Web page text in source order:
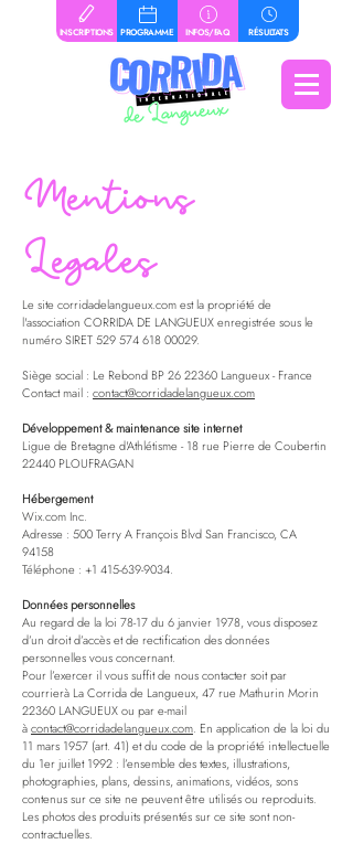
INSCRIPTIONS PROGRAMME INFOS/FAQ RÉSULTATS
Mentions
Legales
Le site corridadelangueux.com est la propriété de
l'association CORRIDA DE LANGUEUX enregistrée sous le
numéro SIRET529 574 618 00029.
Siège social : Le Rebond BP26 22360 Langueux - France
Contact mail : contact@corridadelangueux.com
Développement & maintenance site internet
Ligue de ​ Bretagne d'Athlétisme - 18 rue Pierre de Coubertin
22440 PLOUFRAGAN
Hébergement
Wix.com Inc.
Adresse : 500 Terry A François Blvd San Francisco, CA
94158
Téléphone : +1 415-639-9034.
Données personnelles
Au regard de la loi 78-17 du 6 janvier 1978, vous disposez
d’un droit d’accès et de rectification des données
personnelles vous concernant.
Pour l’exercer il vous suffit de nous contacter soit par
courrierà La Corrida de Langueux, 47 rue Mathurin Morin
22360 LANGUEUX ou par e-mail
àcontact@corridadelangueux.com. En application de la loi du
11 mars 1957 (art. 41) et du code de la propriété intellectuelle
du 1er juillet 1992 : l’ensemble des textes, illustrations,
photographies, plans, dessins, animations, vidéos, sons
contenus sur ce site ne peuvent être utilisés ou reproduits.
Les photos des produits présentés sur ce site sont non-
contractuelles.